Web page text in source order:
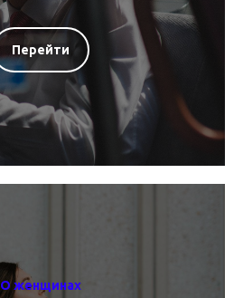
Перейти
О женщинах